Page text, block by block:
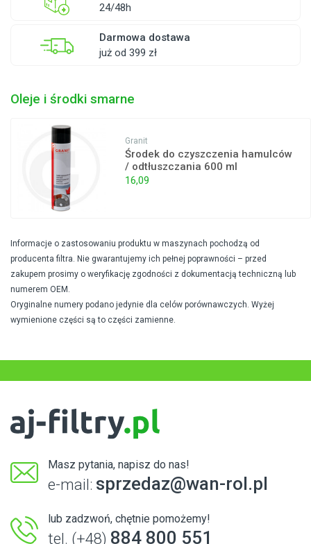
24/48h
Darmowa dostawa
już od 399 zł
Oleje i środki smarne
Granit
Środek do czyszczenia hamulców
/ odtłuszczania 600 ml
16,09
Informacje o zastosowaniu produktu w maszynach pochodzą od
producenta filtra. Nie gwarantujemy ich pełnej poprawności – przed
zakupem prosimy o weryfikację zgodności z dokumentacją techniczną lub
numerem OEM.
Oryginalne numery podano jedynie dla celów porównawczych. Wyżej
wymienione części są to części zamienne.
Masz pytania, napisz do nas!
e-mail: sprzedaz@wan-rol.pl
lub zadzwoń, chętnie pomożemy!
tel. (+48) 884 800 551